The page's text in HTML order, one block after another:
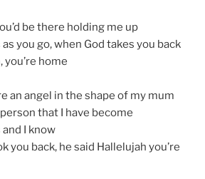
be there holding me up
you go, when God takes you back
you’re home
an angel in the shape of my mum
that I have become
I know
you back, he said Hallelujah you’re